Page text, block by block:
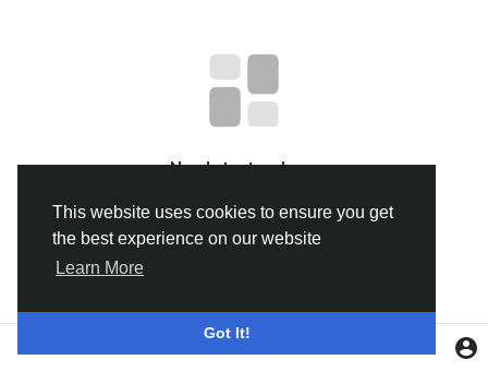
This website uses cookies to ensure you get
the best experience on our website
Learn More
Got It!
aimé les pages
Popular Posts
No data to show